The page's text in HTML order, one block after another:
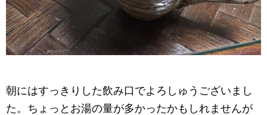
朝にはすっきりした飲み口でよろしゅうございまし
た。ちょっとお湯の量が多かったかもしれませんが